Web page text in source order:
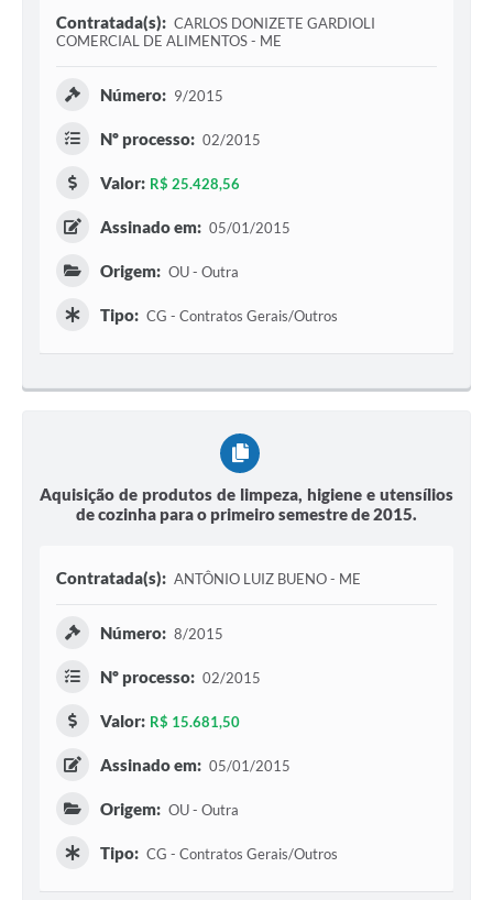
Contratada(s): CARLOS DONIZETE GARDIOLI
COMERCIAL DE ALIMENTOS - ME
Número: 9/2015
Nº processo: 02/2015
Valor: R$ 25.428,56
Assinado em: 05/01/2015
Origem: OU - Outra
Tipo: CG - Contratos Gerais/Outros
Aquisição de produtos de limpeza, higiene e utensílios
de cozinha para o primeiro semestre de 2015.
Contratada(s): ANTÔNIO LUIZ BUENO - ME
Número: 8/2015
Nº processo: 02/2015
Valor: R$ 15.681,50
Assinado em: 05/01/2015
Origem: OU - Outra
Tipo: CG - Contratos Gerais/Outros